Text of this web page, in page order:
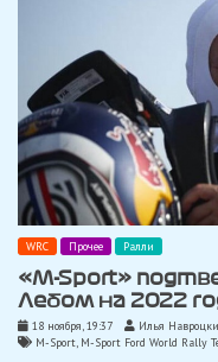
WRC Прочее Ралли
«M-Sport»
Лебом на 2022
18 ноября, 19:37
Илья
M-Sport, M-Sport Ford World Rally